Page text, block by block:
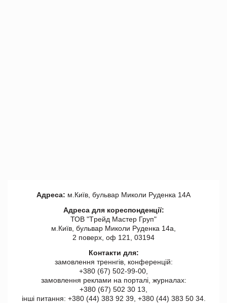
Адреса: м.Київ, бульвар Миколи Руденка 14А
Адреса для кореспонденції:
ТОВ "Tрейд Мастер Груп"
м.Київ, бульвар Миколи Руденка 14а,
2 поверх, оф 121, 03194
Контакти для:
замовлення треннгів, конференцій:
+380 (67) 502-99-00,
замовлення реклами на порталі, журналах:
+380 (67) 502 30 13,
інші питання: +380 (44) 383 92 39, +380 (44) 383 50 34.